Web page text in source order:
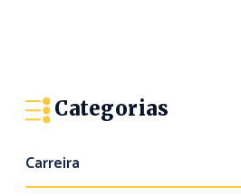
Categorias
Carreira